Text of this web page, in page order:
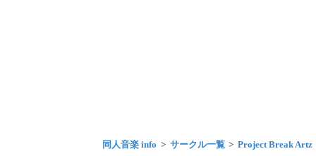
同人音楽 info サークル一覧 Project Break Artz